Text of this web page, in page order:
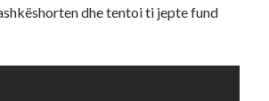
dhe tentoi ti jepte fund